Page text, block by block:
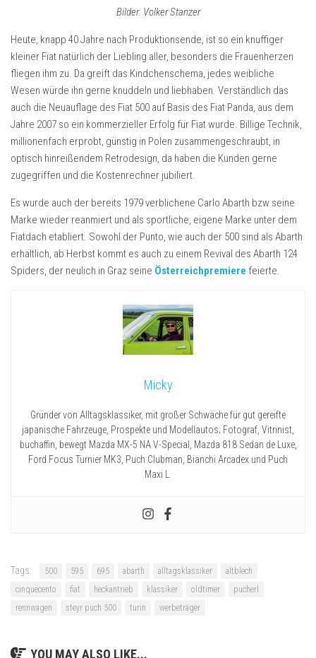
Bilder: Volker Stanzer
Heute, knapp 40 Jahre nach Produktionsende, ist so ein knuffiger
kleiner Fiat natürlich der Liebling aller, besonders die Frauenherzen
fliegen ihm zu. Da greift das Kindchenschema, jedes weibliche
Wesen würde ihn gerne knuddeln und liebhaben. Verständlich das
auch die Neuauflage des Fiat 500 auf Basis des Fiat Panda, aus dem
Jahre 2007 so ein kommerzieller Erfolg für Fiat wurde. Billige Technik,
millionenfach erprobt, günstig in Polen zusammengeschraubt, in
optisch hinreißendem Retrodesign, da haben die Kunden gerne
zugegriffen und die Kostenrechner jubiliert.
Es wurde auch der bereits 1979 verblichene Carlo Abarth bzw seine
Marke wieder reanmiert und als sportliche, eigene Marke unter dem
Fiatdach etabliert. Sowohl der Punto, wie auch der 500 sind als Abarth
erhältlich, ab Herbst kommt es auch zu einem Revival des Abarth 124
Spiders, der neulich in Graz seine Österreichpremiere feierte.
Micky
Gründer von Alltagsklassiker, mit großer Schwäche für gut gereifte
japanische Fahrzeuge, Prospekte und Modellautos; Fotograf, Vitrinist,
buchaffin, bewegt Mazda MX-5 NA V-Special, Mazda 818 Sedan de Luxe,
Ford Focus Turnier MK3, Puch Clubman, Bianchi Arcadex und Puch
Maxi L.
Tags: 500 595 695 abarth alltagsklassiker
altblech
cinquecento
fiat heckantrieb klassiker oldtimer
pucherl
rennwagen
steyr puch 500 turin werbeträger
YOU MAY ALSO LIKE...